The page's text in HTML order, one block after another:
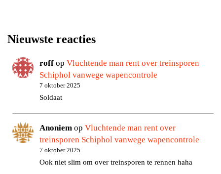
Nieuwste reacties
roff opVluchtende man rent over treinsporen
Schiphol vanwege wapencontrole
7 oktober 2025
Soldaat
Anoniem opVluchtende man rent over
treinsporen Schiphol vanwege wapencontrole
7 oktober 2025
Ook niet slim om over treinsporen te rennen haha